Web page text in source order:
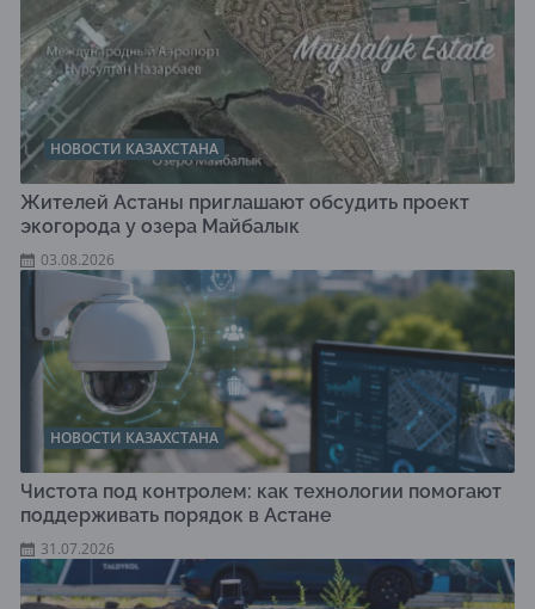
НОВОСТИ КАЗАХСТАНА
Жителей Астаны приглашают обсудить проект
экогорода у озера Майбалык
03.08.2026
НОВОСТИ КАЗАХСТАНА
Чистота под контролем: как технологии помогают
поддерживать порядок в Астане
31.07.2026